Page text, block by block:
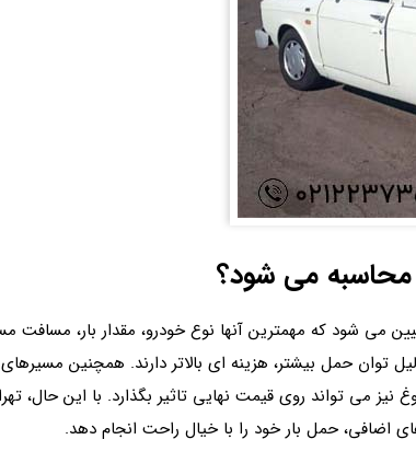
محاسبه می شود؟
می شود که مهمترین آنها نوع خودرو، مقدار بار، مسافت
توان حمل بیشتر، هزینه ای بالاتر دارند. همچنین
می تواند روی قیمت نهایی تاثیر بگذارد. با این حال،
اضافی، حمل بار خود را با خیال راحت انجام دهد.